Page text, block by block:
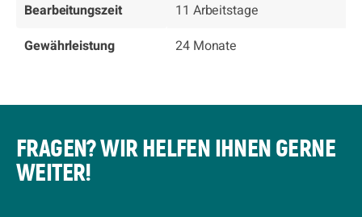
Bearbeitungszeit
11 Arbeitstage
Gewährleistung
24 Monate
FRAGEN? WIR HELFEN IHNEN GERNE
WEITER!